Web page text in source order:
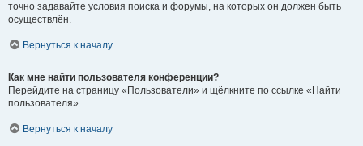
точно задавайте условия поиска и форумы, на которых он должен быть
осуществлён.
Вернуться к началу
Как мне найти пользователя конференции?
Перейдите на страницу «Пользователи» и щёлкните по ссылке «Найти
пользователя».
Вернуться к началу